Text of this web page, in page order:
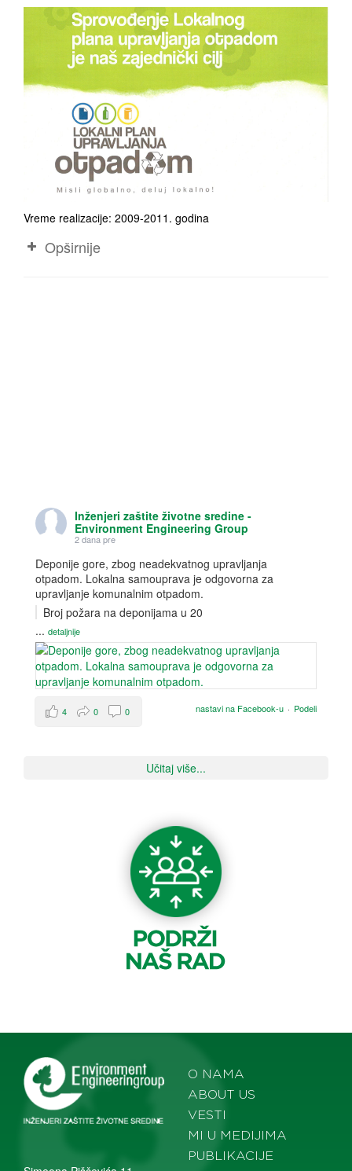
Vreme realizacije: 2009-2011. godina
Opširnije
Inženjeri zaštite životne sredine -
Environment Engineering Group
2 dana pre
Deponije gore, zbog neadekvatnog upravljanja
otpadom. Lokalna samouprava je odgovorna za
upravljanje komunalnim otpadom.
Broj požara na deponijama u 20
... detaljnije
nastavi na Facebook-u · Podeli
4 0 0
Učitaj više...
O NAMA
ABOUT US
VESTI
MI U MEDIJIMA
PUBLIKACIJE